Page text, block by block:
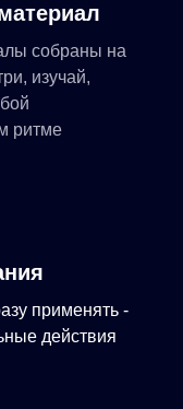
счета
внимание
счета?
на
собраны на
изучай,
ритме
применять -
действия